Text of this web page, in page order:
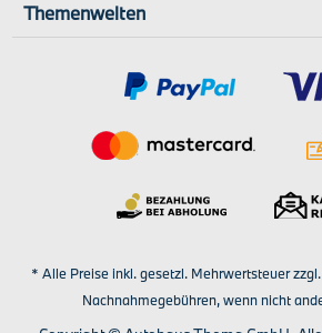
Themenwelten
* Alle Preise inkl. gesetzl. Mehrwertsteuer zzgl.
Nachnahmegebühren, wenn nicht